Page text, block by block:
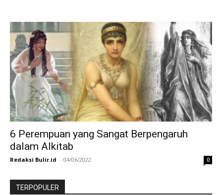
6 Perempuan yang Sangat Berpengaruh
dalam Alkitab
Redaksi Bulir.id - 04/06/2022 0
TERPOPULER